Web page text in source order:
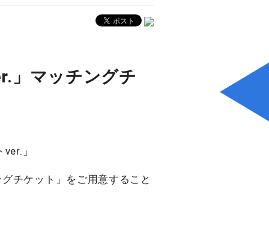
」マッチングチ
」
チケット」をご用意すること